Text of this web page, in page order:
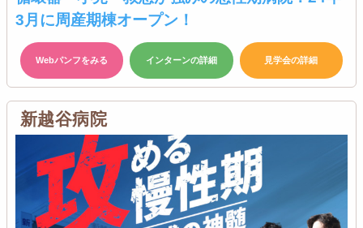
3月に周産期棟オープン！
Webパンフをみる インターンの詳細 見学会の詳細
新越谷病院